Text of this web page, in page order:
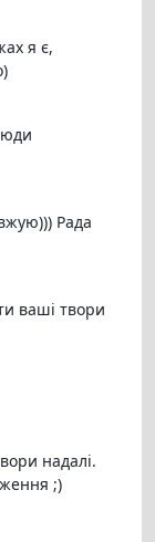
я є,
Рада
ваші твори
надалі.
;)